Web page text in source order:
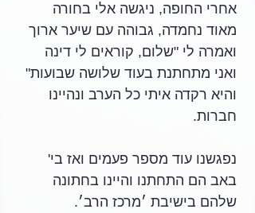
אחרי החופה, ניגשה אלי בחורה
מאוד נחמדה, גבוהה עם שיער ארוך
ואמרה לי "שלום, קוראים לי דינה
ואני מתחתנת בעוד שלושה שבועות"
והיא רקדה איתי כל הערב ונהיינו
חברות.
נפגשנו עוד מספר פעמים ואז בי'
באב הם התחתנו והיינו בחתונה
שלהם בישיבת ׳מרכז הרב׳.